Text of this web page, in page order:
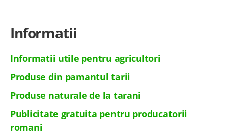
Informatii
Informatii utile pentru agricultori
Produse din pamantul tarii
Produse naturale de la tarani
Publicitate gratuita pentru producatorii
romani